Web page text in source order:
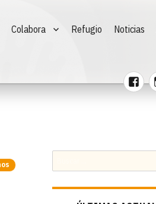
Colabora Refugio Noticias
por: